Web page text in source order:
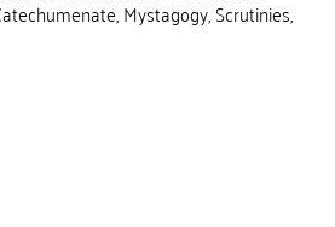
Mystagogy, Scrutinies,